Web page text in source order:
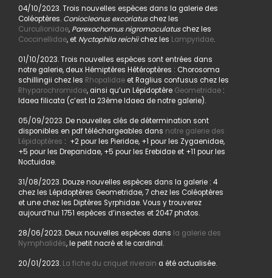
04/10/2023. Trois nouvelles espèces dans la galerie des
Coléoptères. Coniocleonus excoriatuschez les
Curculionidae, Parexochomus nigromaculatuschez les
Coccinellidae, et Nyctophila reichiichez les Lampyridae.
01/10/2023. Trois nouvelles espèces sont entrées dans
notre galerie, deux Hémiptères Hétéroptères : Chorosoma
schillingii chez les Rhopalidaeet Raglius confusus chez les
Rhyparochromidae, ainsi qu’un Lépidoptère Geometridae:
Idaea filicata (c’est la 23ème Idaea de notre galerie).
05/09/2023. De nouvelles clés de détermination sont
disponibles en pdf téléchargeables dans notre galerie des
Lépidoptères : +2 pour les Pieridae, +1 pour les Zygaenidae,
+5 pour les Drepanidae, +5 pour les Erebidae et +11 pour les
Noctuidae.
31/08/2023. Douze nouvelles espèces dans la galerie : 4
chez les Lépidoptères Geometridae, 7 chez les Coléoptères
et une chez les Diptères Syrphidae. Vous y trouverez
aujourd’hui 1751 espèces d’insectes et 2047 photos.
28/06/2023. Deux nouvelles espèces dans la galerie des
Nymphalidés, le petit nacré et le cardinal.
20/01/2023. La fiche du criquet riverain a été actualisée.